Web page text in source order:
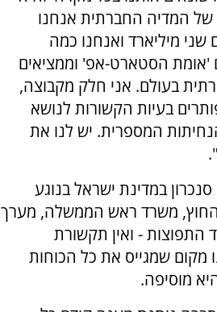
של המדיה החברתית אנחנו
מיליארד ואנחנו כמה
'אומת הסטארט-אפ' וממציאים
בעולם. אני חלק מקבוצה,
בעיות הקשורות לנושא
המספרית. יש לנו את
במדינת ישראל בנוגע
משרד ראש הממשלה, מערך
- ואין תקשורת
מקום שמגייס את כל הכוחות
מוסיפה.